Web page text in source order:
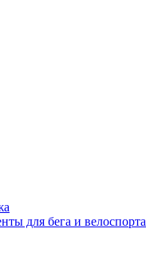
для бега и велоспорта